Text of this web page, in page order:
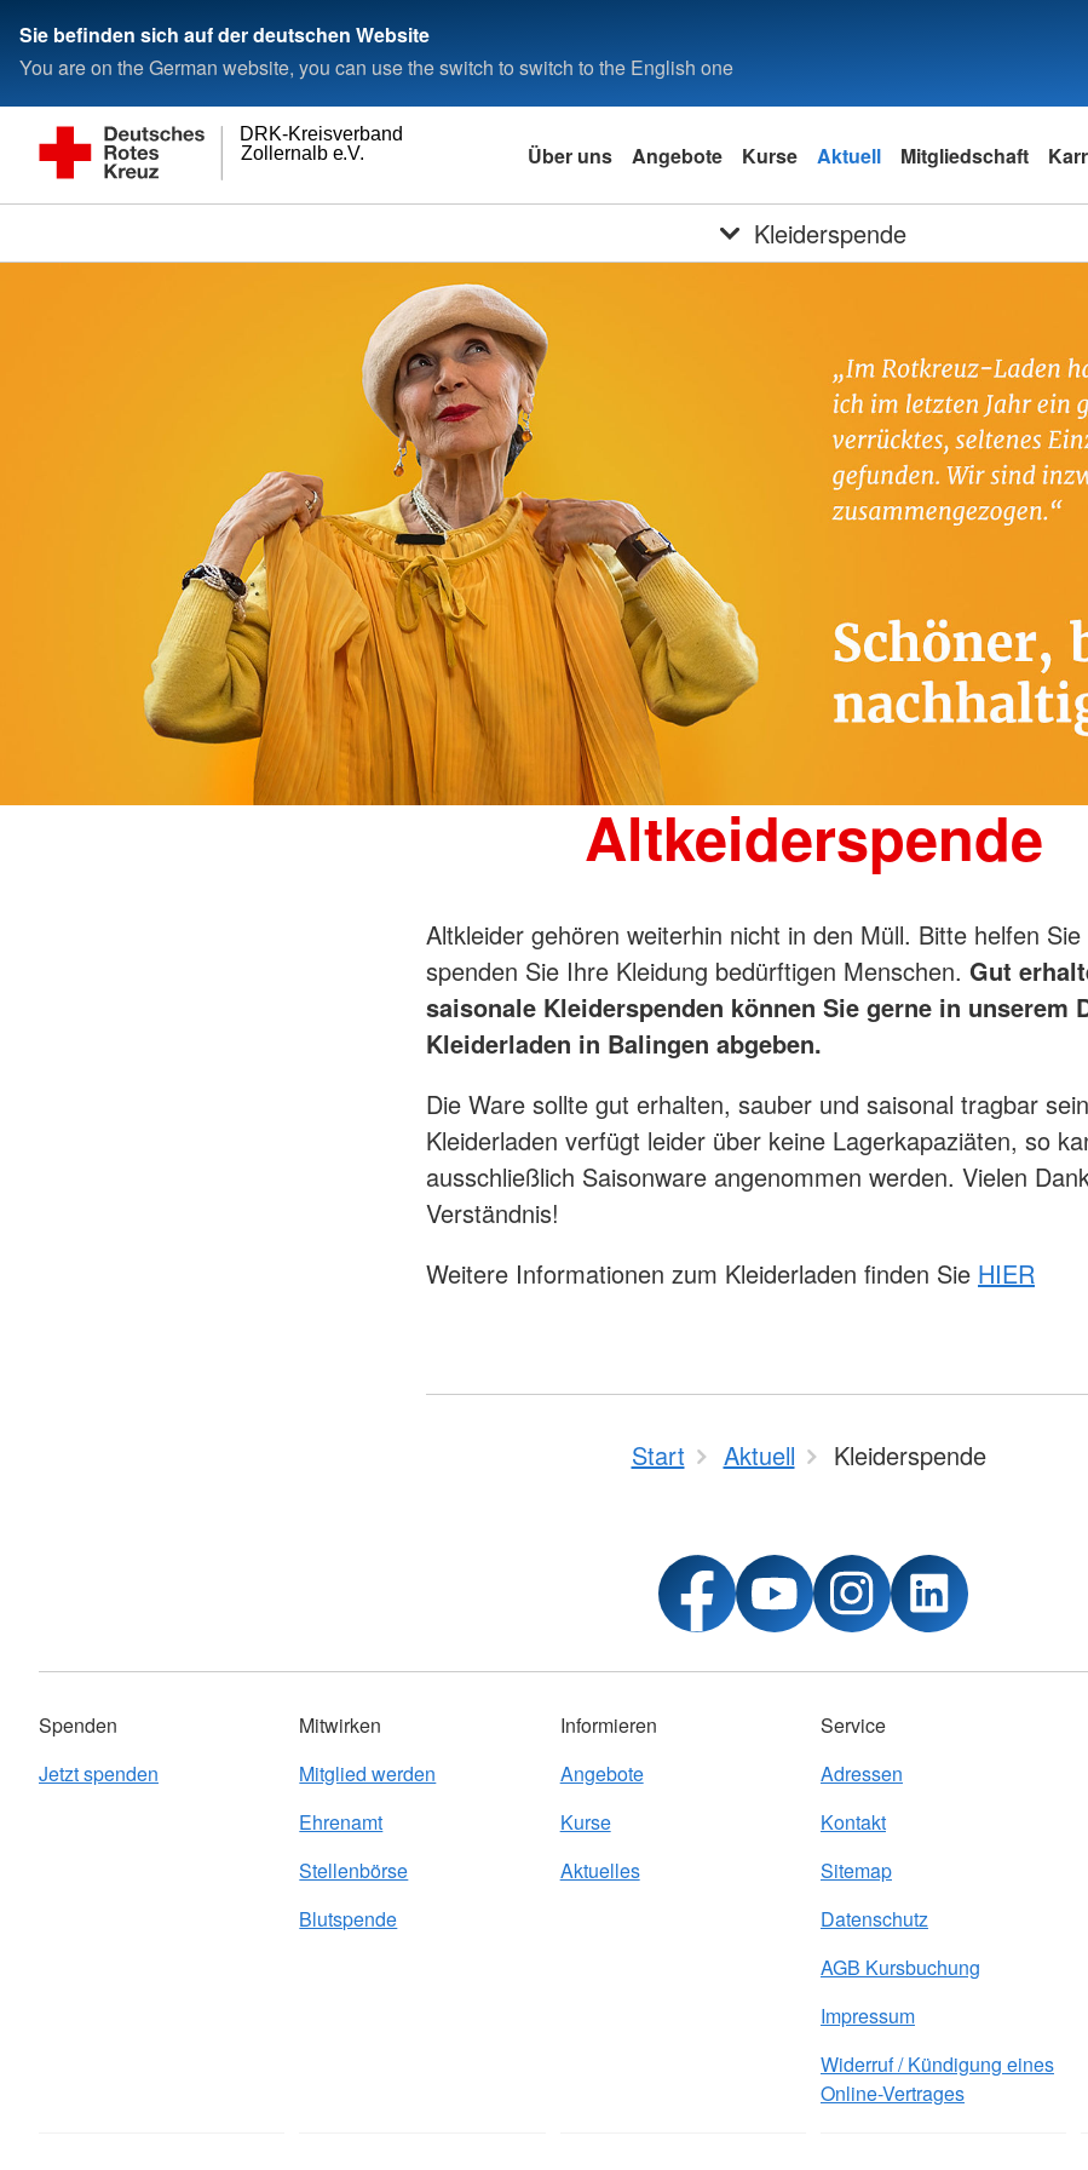
Sie befinden sich auf der deutschen Website
You are on the German website, you can use the switch to switch to the English one
Zollernalb e.V.
DRK-Kreisverband
Über uns Angebote Kurse Aktuell Mitgliedschaft
Kleiderspende
Altkeiderspende
Altkleider gehören weiterhin nicht in den Müll. Bitte helfen
spenden Sie Ihre Kleidung bedürftigen Menschen. Gut
saisonale Kleiderspenden können Sie gerne in unserem
Kleiderladen in Balingen abgeben.
Die Ware sollte gut erhalten, sauber und saisonal tragbar
Kleiderladen verfügt leider über keine Lagerkapaziäten, so
ausschließlich Saisonware angenommen werden. Vielen
Verständnis!
Weitere Informationen zum Kleiderladen finden Sie HIER
Start Aktuell Kleiderspende
Spenden
Jetzt spenden
Mitwirken
Mitglied werden
Ehrenamt
Stellenbörse
Blutspende
Informieren
Angebote
Kurse
Aktuelles
Service
Adressen
Kontakt
Sitemap
Datenschutz
AGB Kursbuchung
Impressum
Widerruf / Kündigung eines
Online-Vertrages